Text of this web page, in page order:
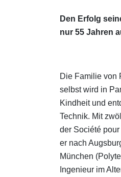
Den Erfolg
nur 55 Jahren
Die Familie von
selbst wird in
Kindheit und
Technik. Mit
der Société
er nach
München
Ingenieur im